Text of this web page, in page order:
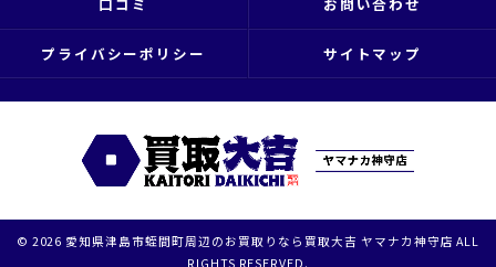
プライバシーポリシー サイトマップ
© 2026 愛知県津島市蛭間町周辺のお買取りなら買取大吉 ヤマナカ神守店 ALL
RIGHTS RESERVED.